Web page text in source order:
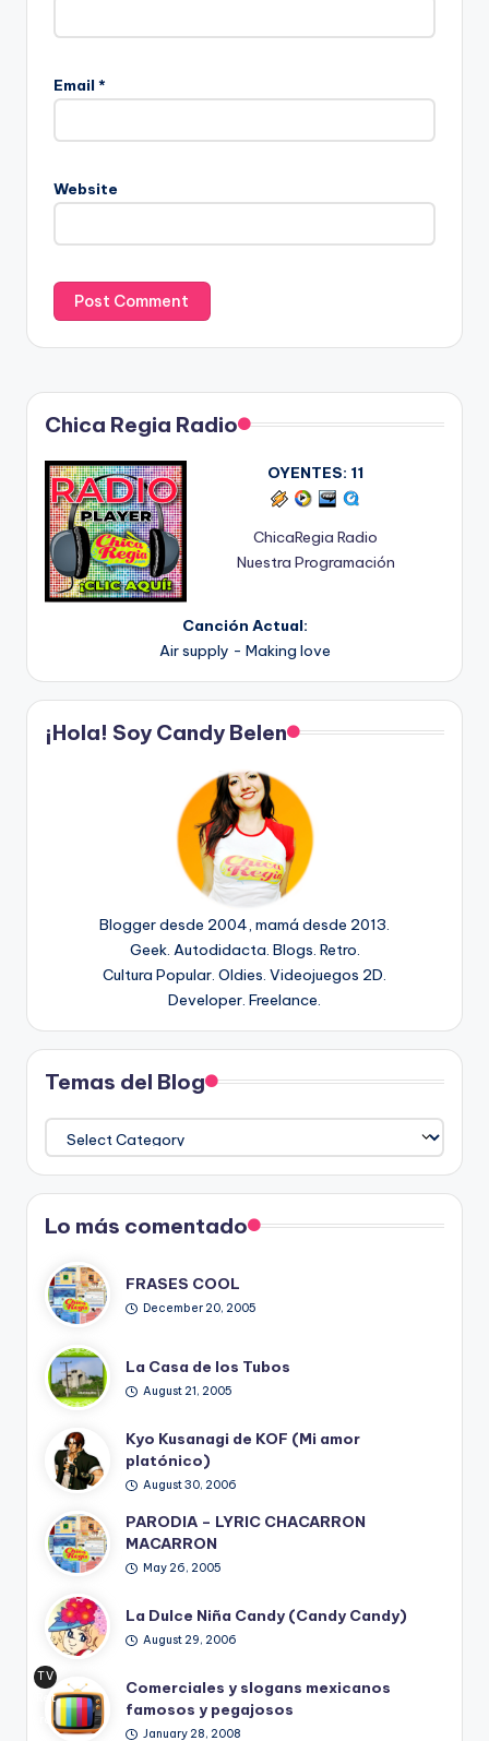
Email *
Website
Chica Regia Radio
OYENTES: 11
ChicaRegia Radio
Nuestra Programación
Canción Actual:
Air supply - Making love
¡Hola! Soy Candy Belen
Blogger desde 2004, mamá desde 2013.
Geek. Autodidacta. Blogs. Retro.
Cultura Popular. Oldies. Videojuegos 2D.
Developer. Freelance.
Temas del Blog
Temas
del
Blog
Lo más comentado
FRASES COOL
December 20, 2005
La Casa de los Tubos
August 21, 2005
Kyo Kusanagi de KOF (Mi amor
platónico)
August 30, 2006
PARODIA – LYRIC CHACARRON
MACARRON
May 26, 2005
La Dulce Niña Candy (Candy Candy)
August 29, 2006
TV
Ret
ro
Comerciales y slogans mexicanos
famosos y pegajosos
January 28, 2008